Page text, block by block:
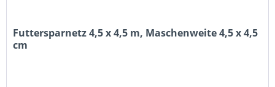
Futtersparnetz 4,5 x 4,5 m, Maschenweite 4,5 x 4,5
cm